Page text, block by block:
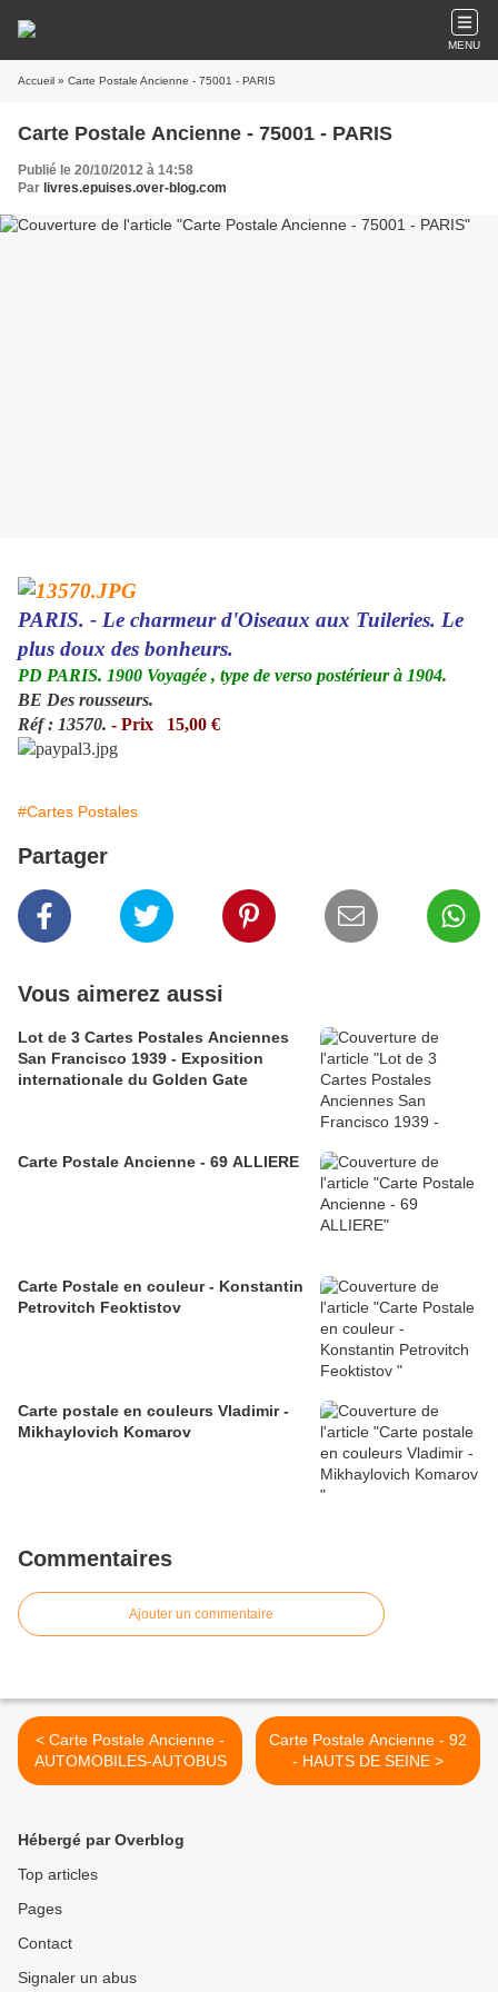
MENU
Accueil » Carte Postale Ancienne - 75001 - PARIS
Carte Postale Ancienne - 75001 - PARIS
Publié le 20/10/2012 à 14:58
Par livres.epuises.over-blog.com
PARIS. - Le charmeur d'Oiseaux aux Tuileries. Le
plus doux des bonheurs.
PD PARIS. 1900 Voyagée , type de verso postérieur à 1904.
BE Des rousseurs.
Réf : 13570. - Prix 15,00 €
#Cartes Postales
Partager
Vous aimerez aussi
Lot de 3 Cartes Postales Anciennes
San Francisco 1939 - Exposition
internationale du Golden Gate
Carte Postale Ancienne - 69 ALLIERE
Carte Postale en couleur - Konstantin
Petrovitch Feoktistov
Carte postale en couleurs Vladimir -
Mikhaylovich Komarov
Commentaires
Ajouter un commentaire
< Carte Postale Ancienne -
AUTOMOBILES-AUTOBUS
Carte Postale Ancienne - 92
- HAUTS DE SEINE >
Hébergé par Overblog
Top articles
Pages
Contact
Signaler un abus